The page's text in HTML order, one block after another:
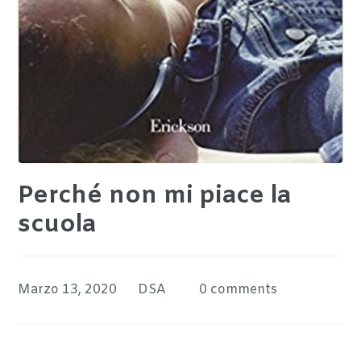
Perché non mi piace la
scuola
Marzo 13, 2020 DSA 0 comments